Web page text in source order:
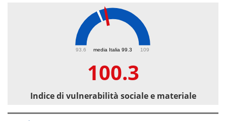
media Italia 99.3
93.6 109
100.3
Indice di vulnerabilità sociale e materiale